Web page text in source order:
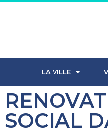
LA VILLE
SOCIAL